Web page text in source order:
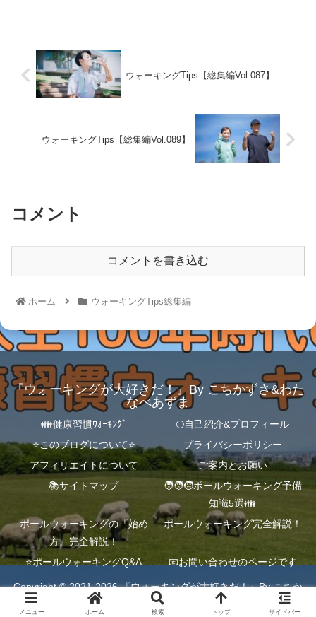
ウォーキングTips【総集編Vol.087】
ウォーキングTips【総集編Vol.089】
コメント
コメントを書き込む
ホーム ウォーキングTips総集編
『ウォーキングが大好きだ！』By こちかずさ&わた
なべあずま
👪健康習慣ｳｫｰｷﾝｸﾞ
🌕自己紹介&プロフィール
⭐️このブログについて⭐️
プライバシーポリシー
アフィリエイトについて
ご案内とお願い
📚サイトマップ
🧑‍🧑‍🧒ポールウォーキング予備
知識5選👪
ポールウォーキングの『始め
方』完全解説！
ポールウォーキング完全解説！
⭐️ポールウォーキングQ&A 📧お問い合わせのページです
Copyright © 2021-2026 『ウォーキングが大好きだ！』By こちか
ずさ&わたなべあずま All Rights Reserved.
メニュー ホーム 検索 トップ サイドバー